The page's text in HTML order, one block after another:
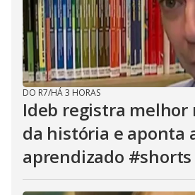
DO R7/HÁ 3 HORAS
Ideb registra melhor
da história e aponta
aprendizado #shorts